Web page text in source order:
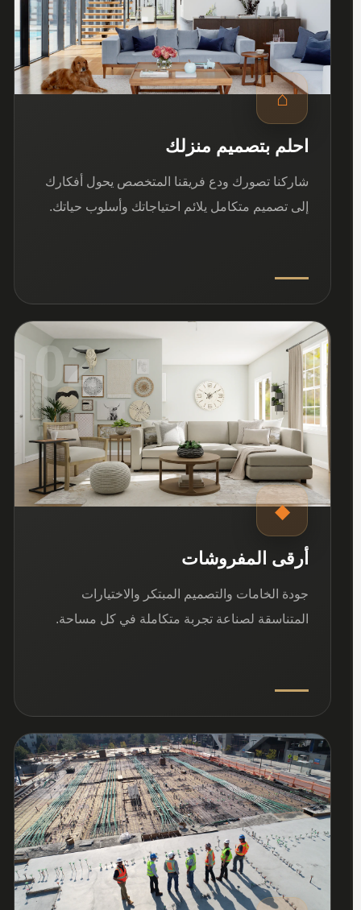
⌂
احلم بتصميم منزلك
شاركنا تصورك ودع فريقنا المتخصص يحول أفكارك
إلى تصميم متكامل يلائم احتياجاتك وأسلوب حياتك.
02
◆
أرقى المفروشات
جودة الخامات والتصميم المبتكر والاختيارات
المتناسقة لصناعة تجربة متكاملة في كل مساحة.
03